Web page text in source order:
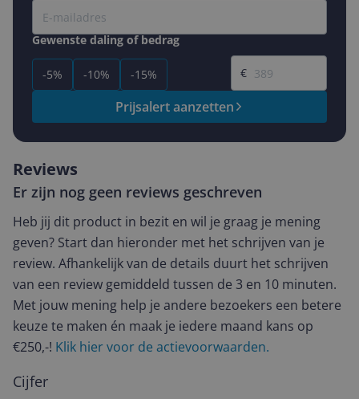
Gewenste daling of bedrag
-5% -10% -15%
Gewenste prijs
€
Prijsalert aanzetten
Reviews
Er zijn nog geen reviews geschreven
Heb jij dit product in bezit en wil je graag je mening
geven? Start dan hieronder met het schrijven van je
review. Afhankelijk van de details duurt het schrijven
van een review gemiddeld tussen de 3 en 10 minuten.
Met jouw mening help je andere bezoekers een betere
keuze te maken én maak je iedere maand kans op
€250,-! Klik hier voor de actievoorwaarden.
Cijfer